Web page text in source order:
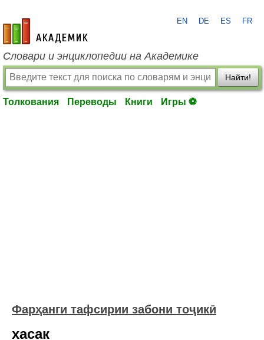
academic.ru
EN DE ES FR
Словари и энциклопедии на Академике
Найти!
Толкования Переводы Книги Игры ⚽
Фарҳанги тафсирии забони тоҷикӣ
хасак